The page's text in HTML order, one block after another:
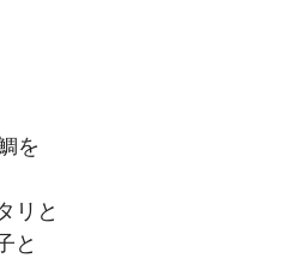
を
リと
と